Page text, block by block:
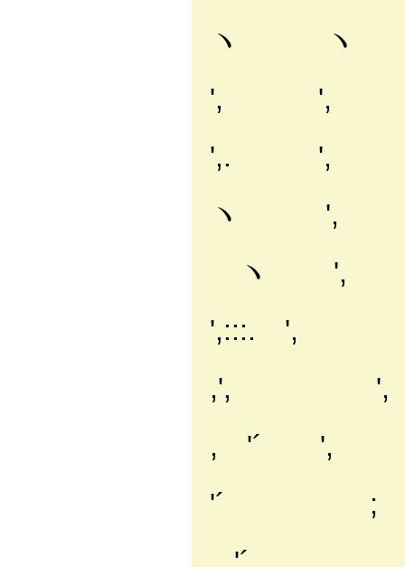
ヽ ヽ
', ',
',. ',
ヽ ',
ヽ ',
',:::. ',
,', ',
, '´ ',
'´ ; ;